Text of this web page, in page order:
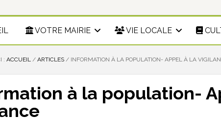
VOTRE MAIRIE VIE LOCALE
: ACCUEIL / ARTICLES / INFORMATION À LA POPULATION- APPEL À LA
à la population-